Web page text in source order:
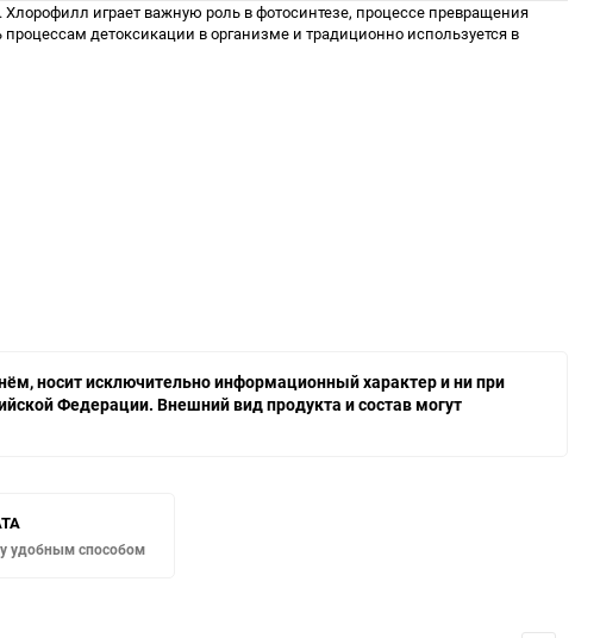
играет важную роль в фотосинтезе, процессе превращения
детоксикации в организме и традиционно используется в
носит исключительно информационный характер и ни при
Федерации. Внешний вид продукта и состав могут
удобным способом